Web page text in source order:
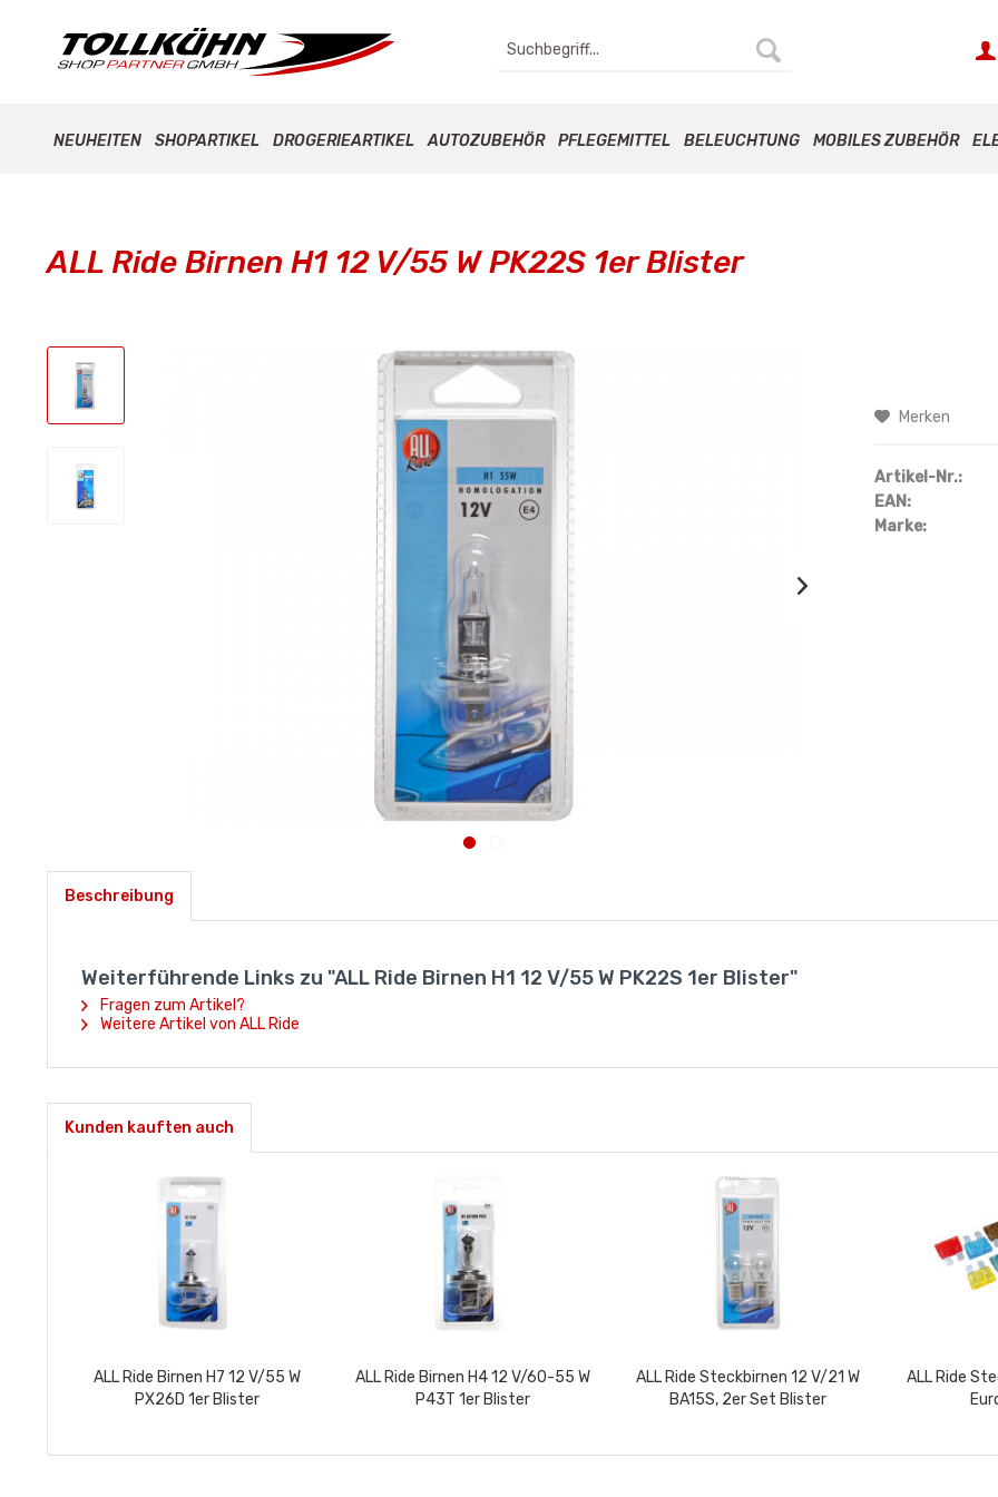
NEUHEITEN SHOPARTIKEL DROGERIEARTIKEL AUTOZUBEHÖR PFLEGEMITTEL BELEUCHTUNG MOBILES ZUBEHÖR
ALL Ride Birnen H1 12 V/55 W PK22S 1er Blister
Merken
Artikel-Nr.:
EAN:
Marke:
Beschreibung
Weiterführende Links zu "ALL Ride Birnen H1 12 V/55 W PK22S 1er Blister"
Fragen zum Artikel?
Weitere Artikel von ALL Ride
Kunden kauften auch
ALL Ride Birnen H7 12 V/55 W
PX26D 1er Blister
ALL Ride Birnen H4 12 V/60-55 W
P43T 1er Blister
ALL Ride Steckbirnen 12 V/21 W
BA15S, 2er Set Blister
ALL Ride